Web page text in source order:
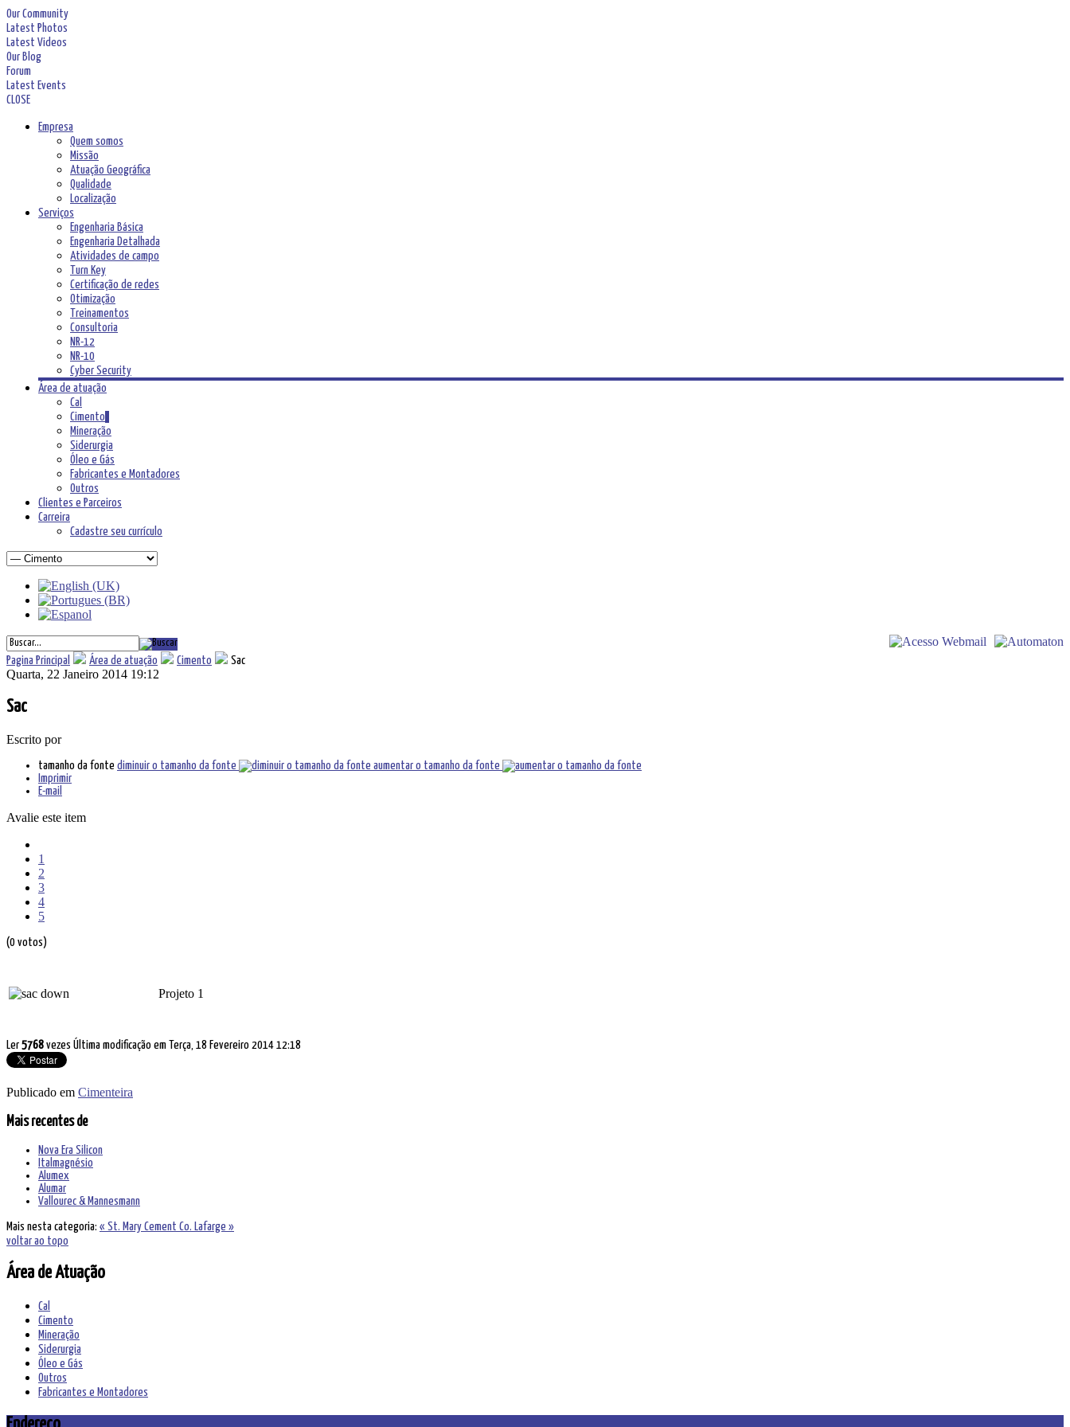
Our Community
Latest Photos
Latest Videos
Our Blog
Forum
Latest Events
CLOSE
Empresa
Quem somos
Missão
Atuação Geográfica
Qualidade
Localização
Serviços
Engenharia Básica
Engenharia Detalhada
Atividades de campo
Turn Key
Certificação de redes
Otimização
Treinamentos
Consultoria
NR-12
NR-10
Cyber Security
Área de atuação
Cal
Cimento
Mineração
Siderurgia
Óleo e Gás
Fabricantes e Montadores
Outros
Clientes e Parceiros
Carreira
Cadastre seu currículo
Pagina Principal Área de atuação Cimento Sac
Quarta, 22 Janeiro 2014 19:12
Sac
Escrito por
tamanho da fonte diminuir o tamanho da fonte
aumentar o tamanho da fonte
Imprimir
E-mail
Avalie este item
1
2
3
4
5
(0 votos)
Projeto 1
Ler 5768 vezes Última modificação em Terça, 18 Fevereiro 2014 12:18
Publicado em Cimenteira
Mais recentes de
Nova Era Silicon
Italmagnésio
Alumex
Alumar
Vallourec & Mannesmann
Mais nesta categoria: « St. Mary Cement Co. Lafarge »
voltar ao topo
Área de Atuação
Cal
Cimento
Mineração
Siderurgia
Óleo e Gás
Outros
Fabricantes e Montadores